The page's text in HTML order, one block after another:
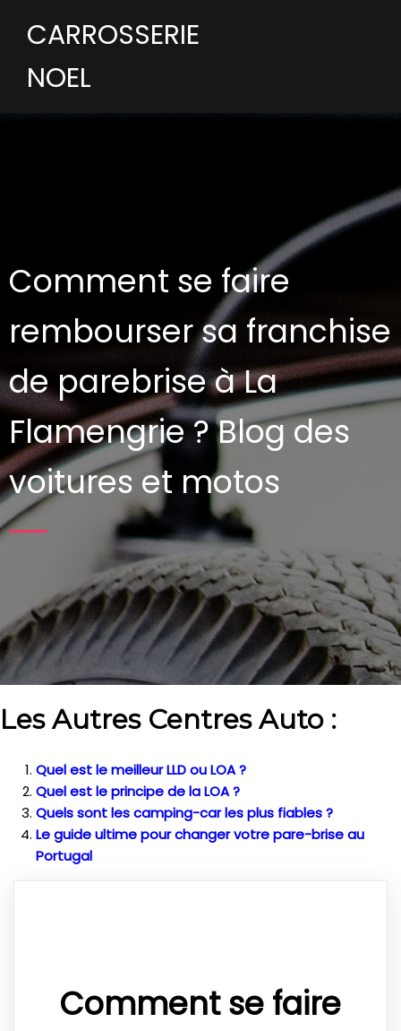
CARROSSERIE
NOEL
Comment se faire
rembourser sa franchise
de parebrise à La
Flamengrie ?Blog des
voitures et motos
Les Autres Centres Auto :
Quel est le meilleur LLD ou LOA ?
Quel est le principe de la LOA ?
Quels sont les camping-car les plus fiables ?
Le guide ultime pour changer votre pare-brise au
Portugal
Comment se faire